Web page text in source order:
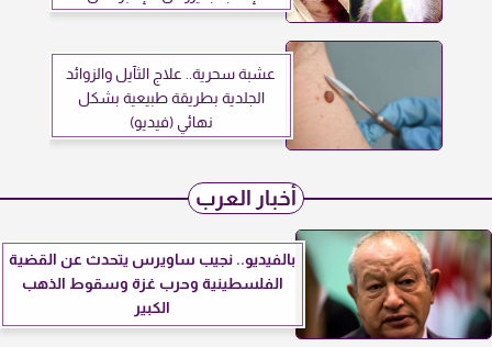
عشبة سحرية.. علاج الثآيل والزوائد
الجلدية بطريقة طبيعية بشكل
نهائي (فيديو)
أخبار العرب
بالفيديو.. نجيب ساويرس يتحدث عن القضية
الفلسطينية وحرب غزة وسقوط الذهب
الكبير